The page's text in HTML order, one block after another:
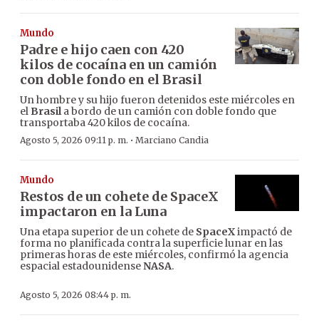
Mundo
Padre e hijo caen con 420
kilos de cocaína en un camión
con doble fondo en el Brasil
Un hombre y su hijo fueron detenidos este miércoles en
el Brasila bordo de un camión con doble fondo que
transportaba 420 kilos de cocaína.
Agosto 5, 2026 09:11 p. m. · Marciano Candia
Mundo
Restos de un cohete de SpaceX
impactaron en la Luna
Una etapa superior de un cohete de SpaceXimpactó de
forma no planificada contra la superficie lunar en las
primeras horas de este miércoles, confirmó la agencia
espacial estadounidenseNASA.
Agosto 5, 2026 08:44 p. m.